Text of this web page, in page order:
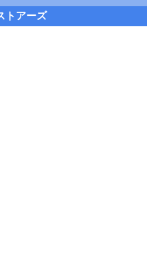
トアーズ